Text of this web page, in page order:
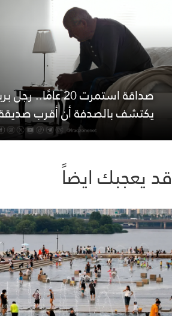
صداقة استمرت 20
يكتشف بالصدفة أن أقرب
قد يعجبك ايضاً